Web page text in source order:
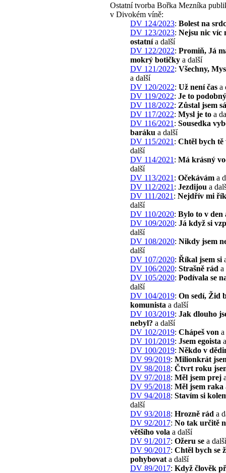
Ostatní tvorba Bořka Mezníka
v Divokém víně:
DV 124/2023: Bolest na
DV 123/2023: Nejsu nic víc
ostatnía další
DV 122/2022: Promiň, Já
mokrý botičky a další
DV 121/2022: Všechny,
a další
DV 120/2022: Už není čas a
DV 119/2022: Je to podobný
DV 118/2022: Zůstal jsem
DV 117/2022: Mysl je to a
DV 116/2021 : Sousedka
baráku a další
DV 115/2021 : Chtěl bych tě
další
DV 114/2021 : Má krásný
další
DV 113/2021 : Očekávám a
DV 112/2021 : Jezdijou a
DV 111/2021 : Nejdřív mi
další
DV 110/2020: Bylo to v den
DV 109/2020: Já když si
další
DV 108/2020: Nikdy jsem
další
DV 107/2020: Říkal jsem si
DV 106/2020: Strašně rád a
DV 105/2020: Podívala se
další
DV 104/2019: On sedí, Žid
komunista a další
DV 103/2019: Jak dlouho
nebyl? a další
DV 102/2019: Chápeš von
DV 101/2019: Jsem egoista
DV 100/2019: Někdo v
DV 99/2019: Milionkrát
DV 98/2018: Čtvrt roku
DV 97/2018: Měl jsem prej
DV 95/2018: Měl jsem raka
DV 94/2018: Stavím si
další
DV 93/2018: Hrozně rád a
DV 92/2017: No tak určitě
většího vola a další
DV 91/2017: Ožeru se a další
DV 90/2017: Chtěl bych se
pohybovat a další
DV 89/2017: Když člověk